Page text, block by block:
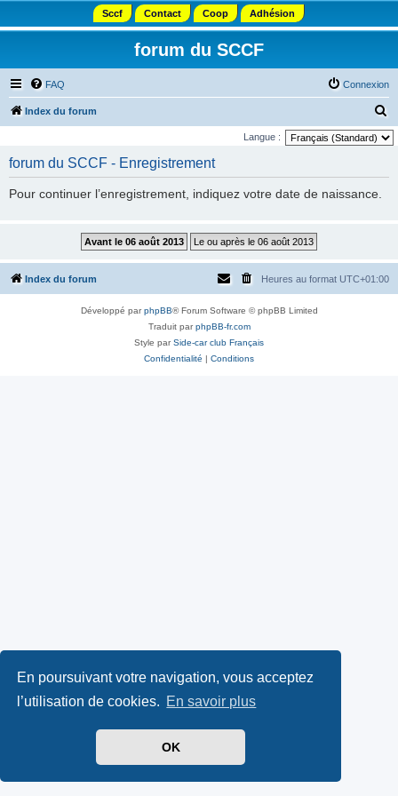
En poursuivant votre navigation, vous acceptez
l’utilisation de cookies. En savoir plus
OK
Sccf Contact Coop Adhésion
forum du SCCF
FAQ Connexion
Index du forum
e
e
Langue :
forum du SCCF - Enregistrement
Pour continuer l’enregistrement, indiquez votre date de naissance.
Index du forum Heures au format UTC+01:00
Développé parphpBB® Forum Software © phpBB Limited
Traduit parphpBB-fr.com
Style parSide-car club Français
Confidentialité
Conditions